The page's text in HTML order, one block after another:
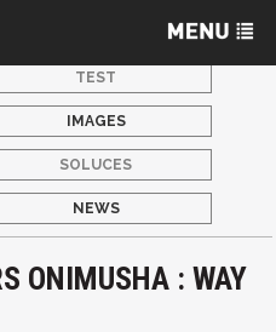
TEST
IMAGES
SOLUCES
NEWS
ONIMUSHA : WAY